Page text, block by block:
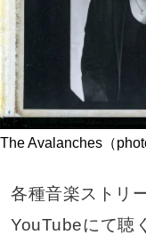
The Avalanches（
各種音楽ストリ
YouTubeにて聴